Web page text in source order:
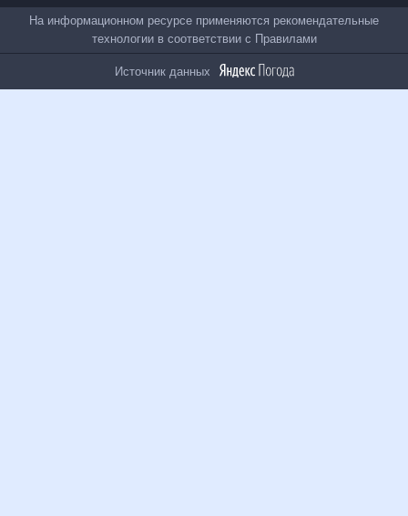
На информационном ресурсе применяются
рекомендательные технологии в соответствии сПравилами
Источник данных